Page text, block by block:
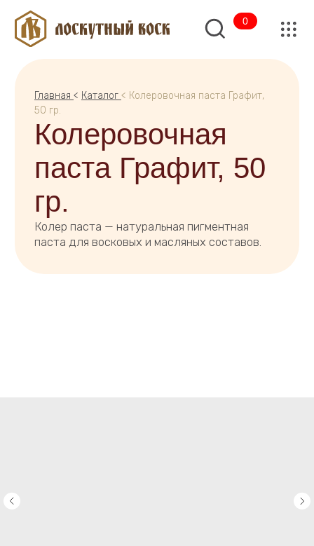
Главная
Колеровочная
паста Графит, 50
гр.
Колер паста — натуральная пигментная
паста для восковых и масляных составов.